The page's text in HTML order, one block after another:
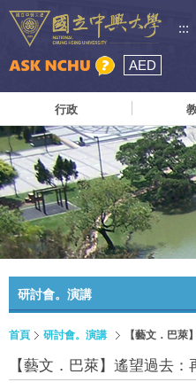
:::
AED
行政
研討會。演講
首頁 研討會。演講 【藝文．巴萊
【藝文．巴萊】遙望過去：